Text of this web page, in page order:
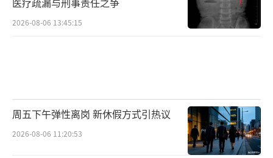
2026-08-06 13:45:15
周五下午弹性离岗 新休假方式引热议
2026-08-06 11:20:53